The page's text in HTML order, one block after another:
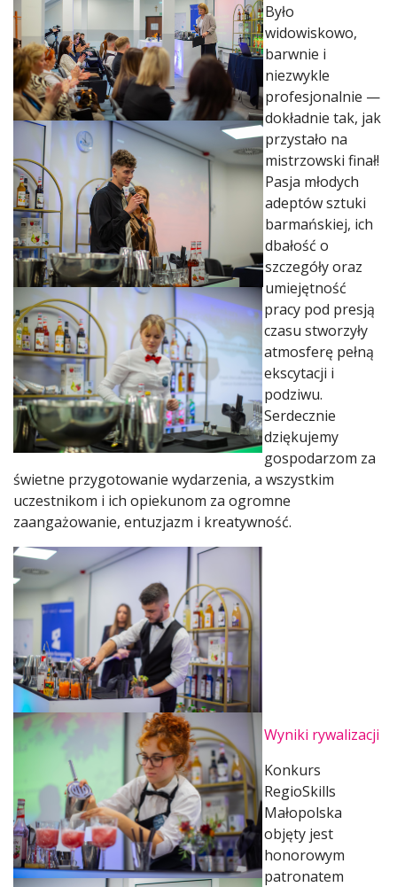
Było
widowiskowo,
barwnie i
niezwykle
profesjonalnie —
dokładnie tak, jak
przystało na
mistrzowski finał!
Pasja młodych
adeptów sztuki
barmańskiej, ich
dbałość o
szczegóły oraz
umiejętność
pracy pod presją
czasu stworzyły
atmosferę pełną
ekscytacji i
podziwu.
Serdecznie
dziękujemy
gospodarzom za
świetne przygotowanie wydarzenia, a wszystkim
uczestnikom i ich opiekunom za ogromne
zaangażowanie, entuzjazm i kreatywność.
Wyniki rywalizacji
Konkurs
RegioSkills
Małopolska
objęty jest
honorowym
patronatem